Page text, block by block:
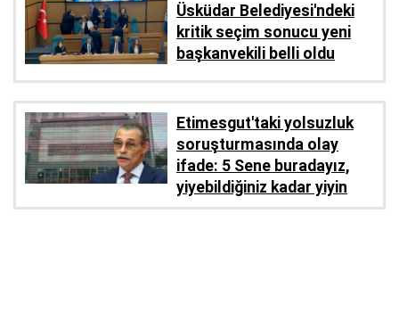
Üsküdar Belediyesi'ndeki
kritik seçim sonucu yeni
başkanvekili belli oldu
Etimesgut'taki yolsuzluk
soruşturmasında olay
ifade: 5 Sene buradayız,
yiyebildiğiniz kadar yiyin